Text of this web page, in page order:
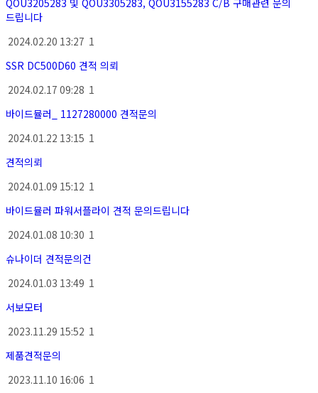
드립니다
2024.02.20 13:27 1
SSR DC500D60 견적 의뢰
2024.02.17 09:28 1
바이드뮬러_ 1127280000 견적문의
2024.01.22 13:15 1
견적의뢰
2024.01.09 15:12 1
바이드뮬러 파워서플라이 견적 문의드립니다
2024.01.08 10:30 1
슈나이더 견적문의건
2024.01.03 13:49 1
서보모터
2023.11.29 15:52 1
제품견적문의
2023.11.10 16:06 1